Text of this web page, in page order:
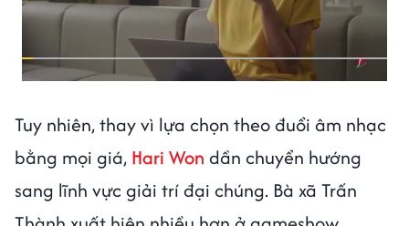
Tuy nhiên, thay vì lựa chọn theo đuổi âm nhạc
bằng mọi giá, Hari Won dần chuyển hướng
sang lĩnh vực giải trí đại chúng. Bà xã Trấn